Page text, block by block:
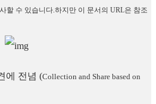
할 수 있습니다.하지만 이 문서의 URL은 참조
에 전념 (Collection and Share based on